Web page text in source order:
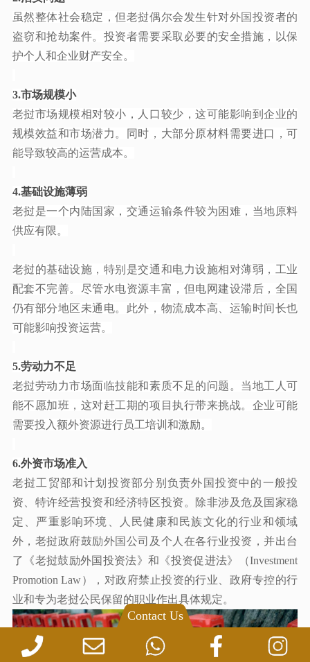
虽然整体社会稳定，但老挝偶尔会发生针对外国投资者的
盗窃和抢劫案件。投资者需要采取必要的安全措施，以保
护个人和企业财产安全。
3.市场规模小
老挝市场规模相对较小，人口较少，这可能影响到企业的
规模效益和市场潜力。同时，大部分原材料需要进口，可
能导致较高的运营成本。
4.基础设施薄弱
老挝是一个内陆国家，交通运输条件较为困难，当地原料
供应有限。
老挝的基础设施，特别是交通和电力设施相对薄弱，工业
配套不完善。尽管水电资源丰富，但电网建设滞后，全国
仍有部分地区未通电。此外，物流成本高、运输时间长也
可能影响投资运营。
5.劳动力不足
老挝劳动力市场面临技能和素质不足的问题。当地工人可
能不愿加班，这对赶工期的项目执行带来挑战。企业可能
需要投入额外资源进行员工培训和激励。
6.外资市场准入
老挝工贸部和计划投资部分别负责外国投资中的一般投
资、特许经营投资和经济特区投资。除非涉及危及国家稳
定、严重影响环境、人民健康和民族文化的行业和领域
外，老挝政府鼓励外国公司及个人在各行业投资，并出台
了《老挝鼓励外国投资法》和《投资促进法》（Investment
Promotion Law），对政府禁止投资的行业、政府专控的行
业和专为老挝公民保留的职业作出具体规定。
Contact Us